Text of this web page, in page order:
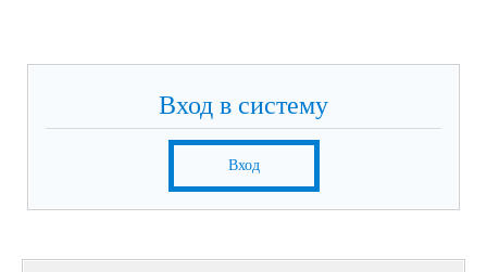
Вход в систему
Вход